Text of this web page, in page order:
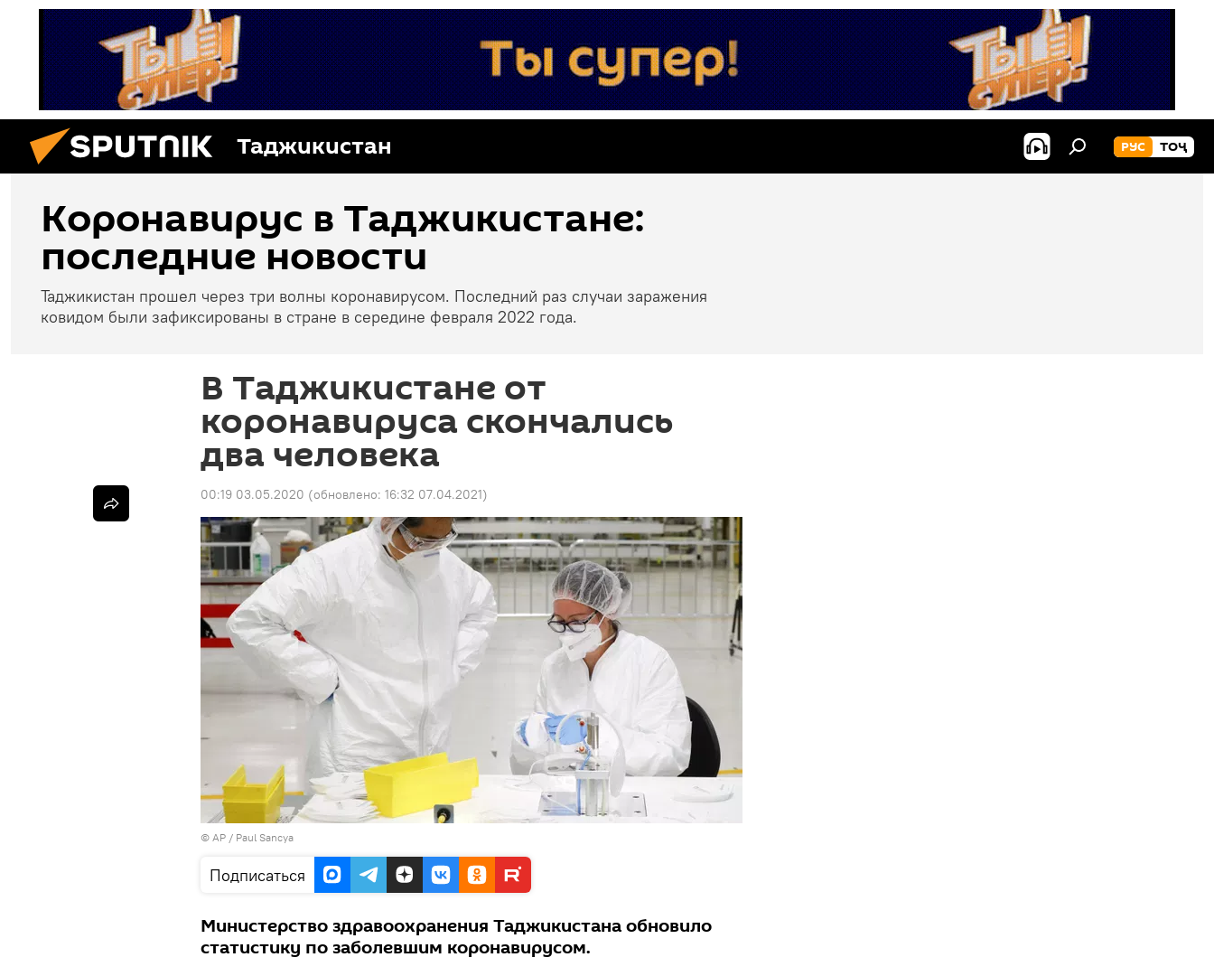
Таджикистан РУС ТОҶ
Коронавирус в Таджикистане:
последние новости
Таджикистан прошел через три волны коронавирусом. Последний раз случаи заражения
ковидом были зафиксированы в стране в середине февраля 2022 года.
В Таджикистане от
коронавируса скончались
два человека
00:19 03.05.2020 (обновлено: 16:32 07.04.2021)
© AP / Paul Sancya
Подписаться
Министерство здравоохранения Таджикистана обновило
статистику по заболевшим коронавирусом.